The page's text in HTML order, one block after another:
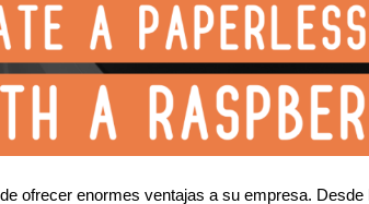
ofrecer enormes ventajas a su empresa.